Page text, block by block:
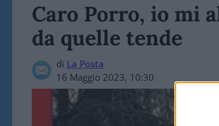
Caro Porro, io mi
da quelle tende
di La Posta
16 Maggio 2023, 10:30